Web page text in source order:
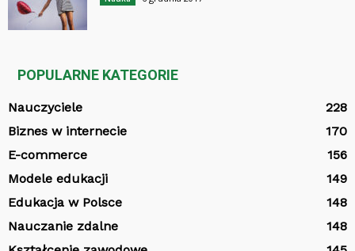
POPULARNE KATEGORIE
Nauczyciele
228
Biznes w internecie
170
E-commerce
156
Modele edukacji
149
Edukacja w Polsce
148
Nauczanie zdalne
148